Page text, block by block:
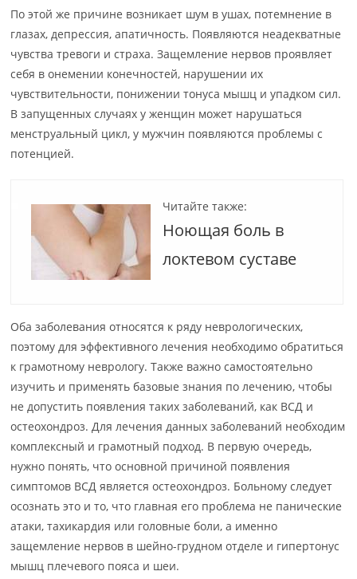
По этой же причине возникает шум в ушах, потемнение в
глазах, депрессия, апатичность. Появляются неадекватные
чувства тревоги и страха. Защемление нервов проявляет
себя в онемении конечностей, нарушении их
чувствительности, понижении тонуса мышц и упадком сил.
В запущенных случаях у женщин может нарушаться
менструальный цикл, у мужчин появляются проблемы с
потенцией.
Читайте также:
Ноющая боль в
локтевом суставе
Оба заболевания относятся к ряду неврологических,
поэтому для эффективного лечения необходимо обратиться
к грамотному неврологу. Также важно самостоятельно
изучить и применять базовые знания по лечению, чтобы
не допустить появления таких заболеваний, как ВСД и
остеохондроз. Для лечения данных заболеваний необходим
комплексный и грамотный подход. В первую очередь,
нужно понять, что основной причиной появления
симптомов ВСД является остеохондроз. Больному следует
осознать это и то, что главная его проблема не панические
атаки, тахикардия или головные боли, а именно
защемление нервов в шейно-грудном отделе и гипертонус
мышц плечевого пояса и шеи.